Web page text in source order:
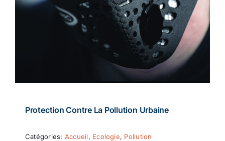
Protection Contre La Pollution Urbaine
Catégories: Accueil, Ecologie, Pollution